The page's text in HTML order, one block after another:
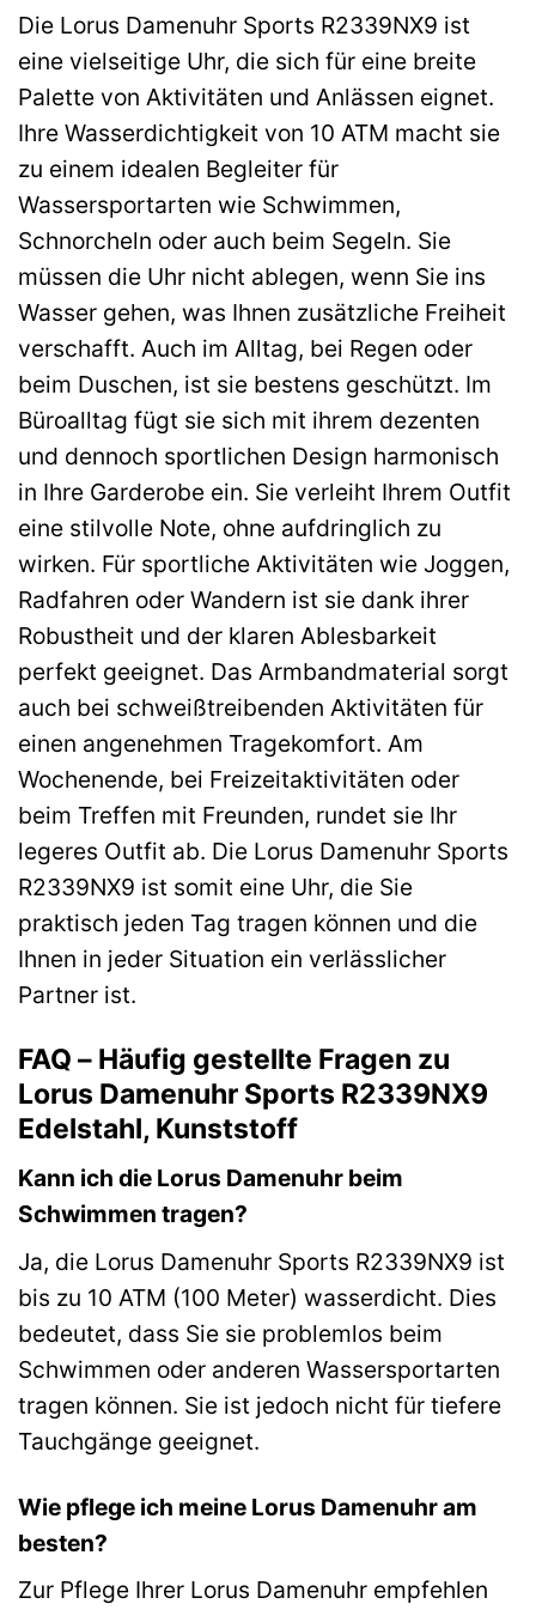
Die Lorus Damenuhr Sports R2339NX9 ist
eine vielseitige Uhr, die sich für eine breite
Palette von Aktivitäten und Anlässen eignet.
Ihre Wasserdichtigkeit von 10 ATM macht sie
zu einem idealen Begleiter für
Wassersportarten wie Schwimmen,
Schnorcheln oder auch beim Segeln. Sie
müssen die Uhr nicht ablegen, wenn Sie ins
Wasser gehen, was Ihnen zusätzliche Freiheit
verschafft. Auch im Alltag, bei Regen oder
beim Duschen, ist sie bestens geschützt. Im
Büroalltag fügt sie sich mit ihrem dezenten
und dennoch sportlichen Design harmonisch
in Ihre Garderobe ein. Sie verleiht Ihrem Outfit
eine stilvolle Note, ohne aufdringlich zu
wirken. Für sportliche Aktivitäten wie Joggen,
Radfahren oder Wandern ist sie dank ihrer
Robustheit und der klaren Ablesbarkeit
perfekt geeignet. Das Armbandmaterial sorgt
auch bei schweißtreibenden Aktivitäten für
einen angenehmen Tragekomfort. Am
Wochenende, bei Freizeitaktivitäten oder
beim Treffen mit Freunden, rundet sie Ihr
legeres Outfit ab. Die Lorus Damenuhr Sports
R2339NX9 ist somit eine Uhr, die Sie
praktisch jeden Tag tragen können und die
Ihnen in jeder Situation ein verlässlicher
Partner ist.
FAQ – Häufig gestellte Fragen zu
Lorus Damenuhr Sports R2339NX9
Edelstahl, Kunststoff
Kann ich die Lorus Damenuhr beim
Schwimmen tragen?
Ja, die Lorus Damenuhr Sports R2339NX9 ist
bis zu 10 ATM (100 Meter) wasserdicht. Dies
bedeutet, dass Sie sie problemlos beim
Schwimmen oder anderen Wassersportarten
tragen können. Sie ist jedoch nicht für tiefere
Tauchgänge geeignet.
Wie pflege ich meine Lorus Damenuhr am
besten?
Zur Pflege Ihrer Lorus Damenuhr empfehlen